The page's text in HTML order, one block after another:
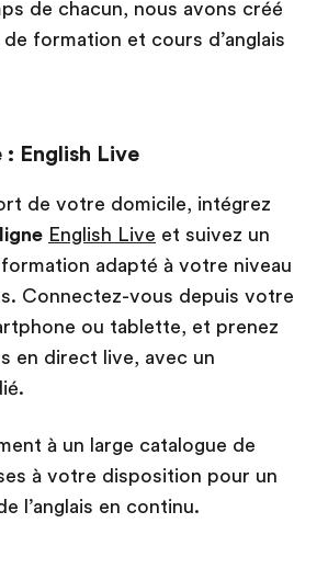
de chacun, nous avons créé
formation et cours d’anglais
: English Live
de votre domicile, intégrez
English Live et suivez un
adapté à votre niveau
Connectez-vous depuis votre
ou tablette, et prenez
en direct live, avec un
à un large catalogue de
à votre disposition pour un
l’anglais en continu.